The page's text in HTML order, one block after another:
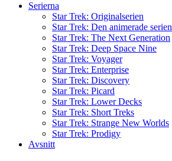
Serierna
Star Trek: Originalserien
Star Trek: Den animerade serien
Star Trek: The Next Generation
Star Trek: Deep Space Nine
Star Trek: Voyager
Star Trek: Enterprise
Star Trek: Discovery
Star Trek: Picard
Star Trek: Lower Decks
Star Trek: Short Treks
Star Trek: Strange New Worlds
Star Trek: Prodigy
Avsnitt